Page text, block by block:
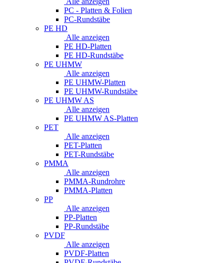
PC - Platten & Folien
PC-Rundstäbe
PE HD
Alle anzeigen
PE HD-Platten
PE HD-Rundstäbe
PE UHMW
Alle anzeigen
PE UHMW-Platten
PE UHMW-Rundstäbe
PE UHMW AS
Alle anzeigen
PE UHMW AS-Platten
PET
Alle anzeigen
PET-Platten
PET-Rundstäbe
PMMA
Alle anzeigen
PMMA-Rundrohre
PMMA-Platten
PP
Alle anzeigen
PP-Platten
PP-Rundstäbe
PVDF
Alle anzeigen
PVDF-Platten